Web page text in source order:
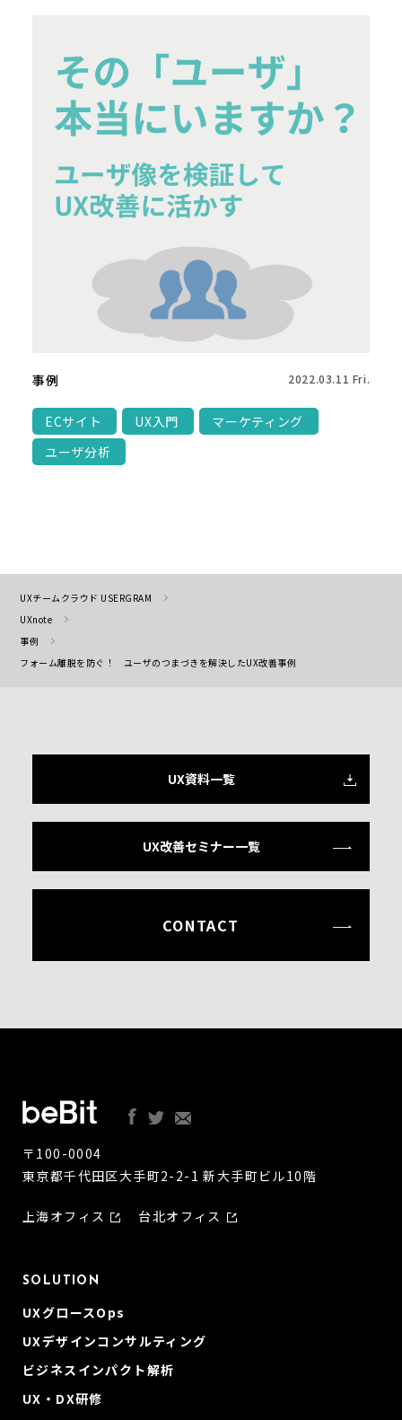
事例 2022.03.11 Fri.
ECサイト UX入門
マーケティング
ユーザ分析
UXチームクラウド USERGRAM
UXnote
事例
フォーム離脱を防ぐ！ ユーザのつまづきを解決したUX改善事例
UX資料一覧
UX改善セミナー一覧
CONTACT
〒100-0004
東京都千代田区大手町2-2-1 新大手町ビル10階
上海オフィス 台北オフィス
SOLUTION
UXグロースOps
UXデザインコンサルティング
ビジネスインパクト解析
UX・DX研修